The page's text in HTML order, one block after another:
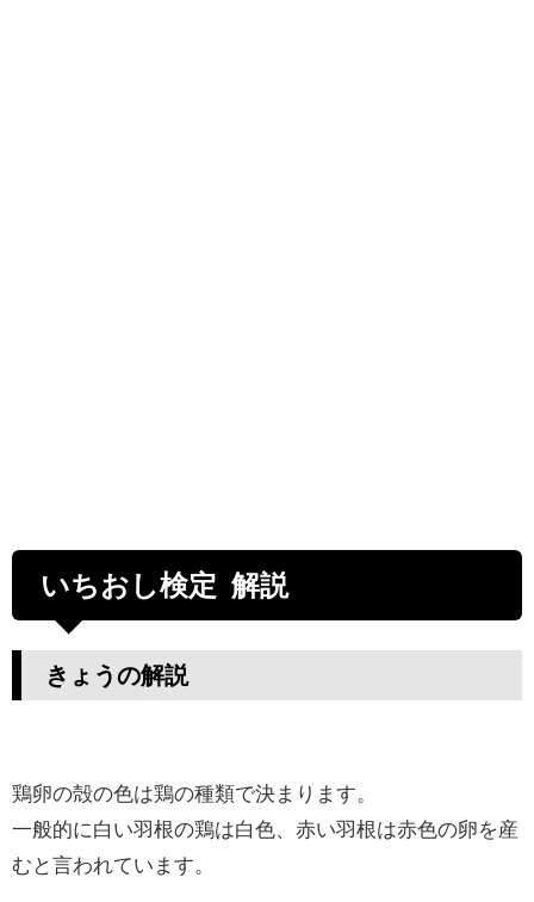
いちおし検定 解説
きょうの解説
鶏卵の殻の色は鶏の種類で決まります。
一般的に白い羽根の鶏は白色、赤い羽根は赤色の卵を産
むと言われています。